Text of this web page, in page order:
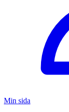
Min sida